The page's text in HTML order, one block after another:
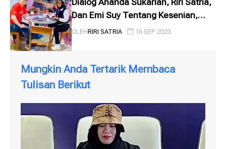
Dialog Ananda Sukarlan, Riri Satria,
Dan Emi Suy Tentang Kesenian,
Perpustakaan, Sejarah, Dan Masa
OLEHRIRI SATRIA 16 SEP 2023
Mungkin Anda Tertarik Membaca
Tulisan Berikut